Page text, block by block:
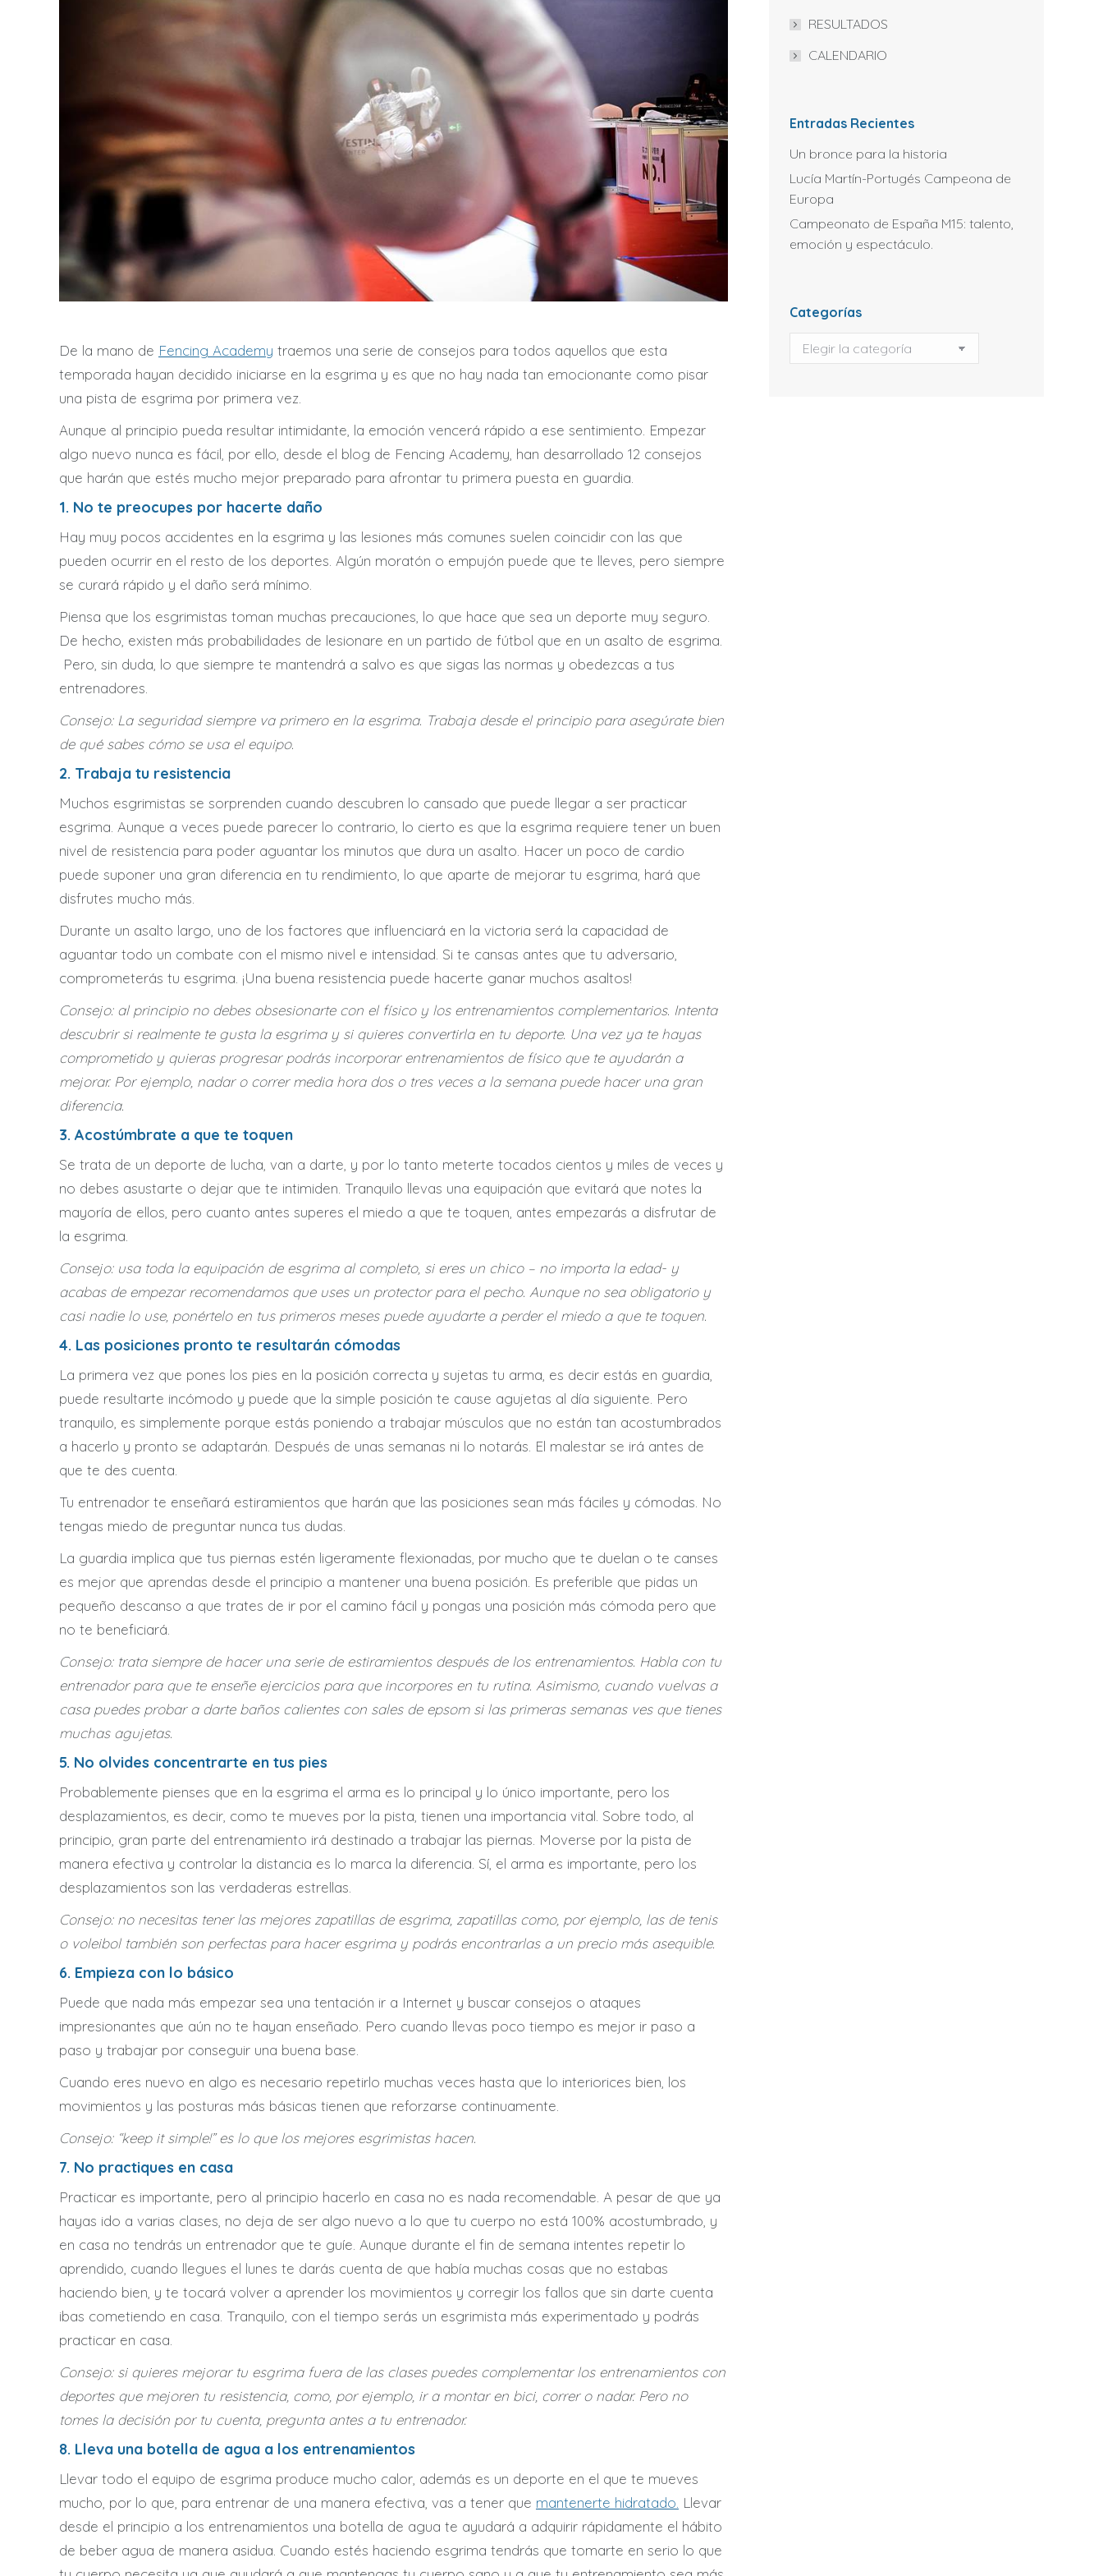
De la mano de Fencing Academy traemos una serie de consejos para todos aquellos que esta
temporada hayan decidido iniciarse en la esgrima y es que no hay nada tan emocionante como pisar
una pista de esgrima por primera vez.
Aunque al principio pueda resultar intimidante, la emoción vencerá rápido a ese sentimiento. Empezar
algo nuevo nunca es fácil, por ello, desde el blog de Fencing Academy, han desarrollado 12 consejos
que harán que estés mucho mejor preparado para afrontar tu primera puesta en guardia.
1. No te preocupes por hacerte daño
Hay muy pocos accidentes en la esgrima y las lesiones más comunes suelen coincidir con las que
pueden ocurrir en el resto de los deportes. Algún moratón o empujón puede que te lleves, pero siempre
se curará rápido y el daño será mínimo.
Piensa que los esgrimistas toman muchas precauciones, lo que hace que sea un deporte muy seguro.
De hecho, existen más probabilidades de lesionare en un partido de fútbol que en un asalto de esgrima.
Pero, sin duda, lo que siempre te mantendrá a salvo es que sigas las normas y obedezcas a tus
entrenadores.
Consejo: La seguridad siempre va primero en la esgrima. Trabaja desde el principio para asegúrate bien
de qué sabes cómo se usa el equipo.
2. Trabaja tu resistencia
Muchos esgrimistas se sorprenden cuando descubren lo cansado que puede llegar a ser practicar
esgrima. Aunque a veces puede parecer lo contrario, lo cierto es que la esgrima requiere tener un buen
nivel de resistencia para poder aguantar los minutos que dura un asalto. Hacer un poco de cardio
puede suponer una gran diferencia en tu rendimiento, lo que aparte de mejorar tu esgrima, hará que
disfrutes mucho más.
Durante un asalto largo, uno de los factores que influenciará en la victoria será la capacidad de
aguantar todo un combate con el mismo nivel e intensidad. Si te cansas antes que tu adversario,
comprometerás tu esgrima. ¡Una buena resistencia puede hacerte ganar muchos asaltos!
Consejo: al principio no debes obsesionarte con el físico y los entrenamientos complementarios. Intenta
descubrir si realmente te gusta la esgrima y si quieres convertirla en tu deporte. Una vez ya te hayas
comprometido y quieras progresar podrás incorporar entrenamientos de físico que te ayudarán a
mejorar. Por ejemplo, nadar o correr media hora dos o tres veces a la semana puede hacer una gran
diferencia.
3. Acostúmbrate a que te toquen
Se trata de un deporte de lucha, van a darte, y por lo tanto meterte tocados cientos y miles de veces y
no debes asustarte o dejar que te intimiden. Tranquilo llevas una equipación que evitará que notes la
mayoría de ellos, pero cuanto antes superes el miedo a que te toquen, antes empezarás a disfrutar de
la esgrima.
Consejo: usa toda la equipación de esgrima al completo, si eres un chico – no importa la edad- y
acabas de empezar recomendamos que uses un protector para el pecho. Aunque no sea obligatorio y
casi nadie lo use, ponértelo en tus primeros meses puede ayudarte a perder el miedo a que te toquen.
4. Las posiciones pronto te resultarán cómodas
La primera vez que pones los pies en la posición correcta y sujetas tu arma, es decir estás en guardia,
puede resultarte incómodo y puede que la simple posición te cause agujetas al día siguiente. Pero
tranquilo, es simplemente porque estás poniendo a trabajar músculos que no están tan acostumbrados
a hacerlo y pronto se adaptarán. Después de unas semanas ni lo notarás. El malestar se irá antes de
que te des cuenta.
Tu entrenador te enseñará estiramientos que harán que las posiciones sean más fáciles y cómodas. No
tengas miedo de preguntar nunca tus dudas.
La guardia implica que tus piernas estén ligeramente flexionadas, por mucho que te duelan o te canses
es mejor que aprendas desde el principio a mantener una buena posición. Es preferible que pidas un
pequeño descanso a que trates de ir por el camino fácil y pongas una posición más cómoda pero que
no te beneficiará.
Consejo: trata siempre de hacer una serie de estiramientos después de los entrenamientos. Habla con tu
entrenador para que te enseñe ejercicios para que incorpores en tu rutina. Asimismo, cuando vuelvas a
casa puedes probar a darte baños calientes con sales de epsom si las primeras semanas ves que tienes
muchas agujetas.
5. No olvides concentrarte en tus pies
Probablemente pienses que en la esgrima el arma es lo principal y lo único importante, pero los
desplazamientos, es decir, como te mueves por la pista, tienen una importancia vital. Sobre todo, al
principio, gran parte del entrenamiento irá destinado a trabajar las piernas. Moverse por la pista de
manera efectiva y controlar la distancia es lo marca la diferencia. Sí, el arma es importante, pero los
desplazamientos son las verdaderas estrellas.
Consejo: no necesitas tener las mejores zapatillas de esgrima, zapatillas como, por ejemplo, las de tenis
o voleibol también son perfectas para hacer esgrima y podrás encontrarlas a un precio más asequible.
6. Empieza con lo básico
Puede que nada más empezar sea una tentación ir a Internet y buscar consejos o ataques
impresionantes que aún no te hayan enseñado. Pero cuando llevas poco tiempo es mejor ir paso a
paso y trabajar por conseguir una buena base.
Cuando eres nuevo en algo es necesario repetirlo muchas veces hasta que lo interiorices bien, los
movimientos y las posturas más básicas tienen que reforzarse continuamente.
Consejo: “keep it simple!” es lo que los mejores esgrimistas hacen.
7. No practiques en casa
Practicar es importante, pero al principio hacerlo en casa no es nada recomendable. A pesar de que ya
hayas ido a varias clases, no deja de ser algo nuevo a lo que tu cuerpo no está 100% acostumbrado, y
en casa no tendrás un entrenador que te guíe. Aunque durante el fin de semana intentes repetir lo
aprendido, cuando llegues el lunes te darás cuenta de que había muchas cosas que no estabas
haciendo bien, y te tocará volver a aprender los movimientos y corregir los fallos que sin darte cuenta
ibas cometiendo en casa. Tranquilo, con el tiempo serás un esgrimista más experimentado y podrás
practicar en casa.
Consejo: si quieres mejorar tu esgrima fuera de las clases puedes complementar los entrenamientos con
deportes que mejoren tu resistencia, como, por ejemplo, ir a montar en bici, correr o nadar. Pero no
tomes la decisión por tu cuenta, pregunta antes a tu entrenador.
8. Lleva una botella de agua a los entrenamientos
Llevar todo el equipo de esgrima produce mucho calor, además es un deporte en el que te mueves
mucho, por lo que, para entrenar de una manera efectiva, vas a tener que mantenerte hidratado. Llevar
desde el principio a los entrenamientos una botella de agua te ayudará a adquirir rápidamente el hábito
de beber agua de manera asidua. Cuando estés haciendo esgrima tendrás que tomarte en serio lo que
RESULTADOS
CALENDARIO
Entradas Recientes
Un bronce para la historia
Lucía Martín-Portugés Campeona de
Europa
Campeonato de España M15: talento,
emoción y espectáculo.
Categorías
Categorías